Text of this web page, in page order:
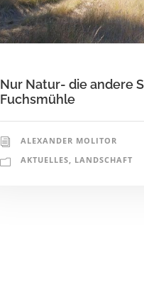
Nur Natur- die andere
Fuchsmühle
ALEXANDER MOLITOR
AKTUELLES, LANDSCHAFT